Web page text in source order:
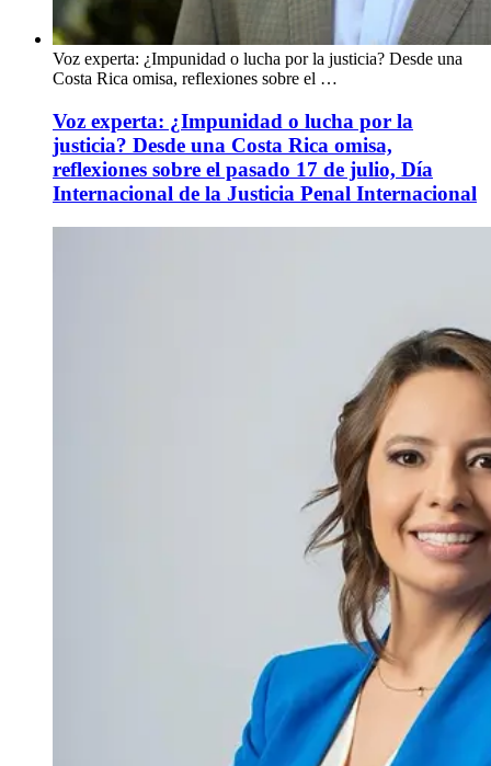
Voz experta: ¿Impunidad o lucha por la justicia? Desde una
Costa Rica omisa, reflexiones sobre el …
Voz experta: ¿Impunidad o lucha por la
justicia? Desde una Costa Rica omisa,
reflexiones sobre el pasado 17 de julio, Día
Internacional de la Justicia Penal Internacional